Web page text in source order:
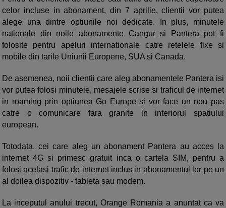
celor incluse in abonament, din 7 aprilie, clientii vor putea
alege una dintre optiunile noi dedicate. In plus, minutele
nationale din noile abonamente Cangur si Pantera pot fi
folosite pentru apeluri internationale catre retelele fixe si
mobile din tarile Uniunii Europene, SUA si Canada.
De asemenea, noii clientii care aleg abonamentele Pantera isi
vor putea folosi minutele, mesajele scrise si traficul de internet
in roaming prin optiunea Go Europe si vor face un nou pas
catre o comunicare fara granite in interiorul spatiului
european.
Totodata, cei care aleg un abonament Pantera au acces la
internet 4G si primesc gratuit inca o cartela SIM, pentru a
folosi acelasi trafic de internet inclus in abonamentul lor pe un
al doilea dispozitiv - tableta sau modem.
La inceputul anului trecut, Orange Romania a anuntat ca va